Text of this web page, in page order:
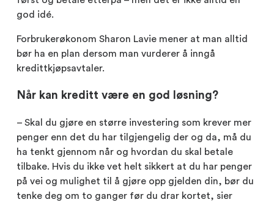
god idé.
Forbrukerøkonom Sharon Lavie mener at man alltid
bør ha en plan dersom man vurderer å inngå
kredittkjøpsavtaler.
Når kan kreditt være en god løsning?
– Skal du gjøre en større investering som krever mer
penger enn det du har tilgjengelig der og da, må du
ha tenkt gjennom når og hvordan du skal betale
tilbake. Hvis du ikke vet helt sikkert at du har penger
på vei og mulighet til å gjøre opp gjelden din, bør du
tenke deg om to ganger før du drar kortet, sier